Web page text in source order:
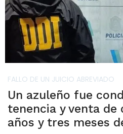
FALLO DE UN JUICIO ABREVIADO
Un azuleño fue
tenencia y venta de
años y tres meses